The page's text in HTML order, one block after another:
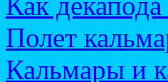
Полет
Кальмары и